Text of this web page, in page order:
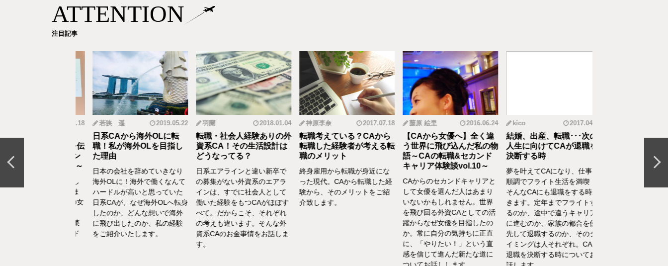
ATTENTION
注目記事
ら野菜ソムリエ
の転職＆セカン
ア体験談vol.13～
若狭 遥 2019.05.22
日系CAから海外OLに転
職！私が海外OLを目指し
た理由
日本の会社を辞めていきなり
海外OLに！海外で働くなんて
ハードルが高いと思っていた
日系CAが、なぜ海外OLへ転身
したのか、どんな想いで海外
に飛び出したのか、私の経験
をご紹介いたします。
羽蘭 2018.01.04
転職・社会人経験ありの外
資系CA！その生活設計は
どうなってる？
日系エアラインと違い新卒で
の募集がない外資系のエアラ
インは、すでに社会人として
働いた経験をもつCAがほぼす
べて。だからこそ、それぞれ
の考えも違います。そんな外
資系CAのお金事情をお話しま
す。
神原李奈 2017.07.18
転職考えている？CAから
転職した経験者が考える転
職のメリット
終身雇用から転職が身近にな
った現代。CAから転職した経
験から、そのメリットをご紹
介致します。
藤原 絵里 2016.06.24
【CAから女優へ】全く違
う世界に飛び込んだ私の物
語～CAの転職&セカンド
キャリア体験談vol.10～
CAからのセカンドキャリアと
して女優を選んだ人はあまり
いないかもしれません。世界
を飛び回る外資CAとしての活
躍からなぜ女優を目指したの
か。常に自分の気持ちに正直
に、「やりたい！」という直
感を信じて進んだ新たな道に
kico 2017.04.14
結婚、出産、転職･･･次の
人生に向けてCAが退職を
決断する時
夢を叶えてCAになり、仕事も
順調でフライト生活を満喫！
そんなCAにも退職をする時が
きます。定年までフライトす
るのか、途中で違うキャリア
に進むのか、家族の都合を優
先して退職するのか、そのタ
イミングは人それぞれ。CAが
退職を決断する時についてお
元CAの育児論！離
間を持ちたいをCA